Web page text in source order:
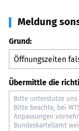
Meldung
Grund:
Übermittle die